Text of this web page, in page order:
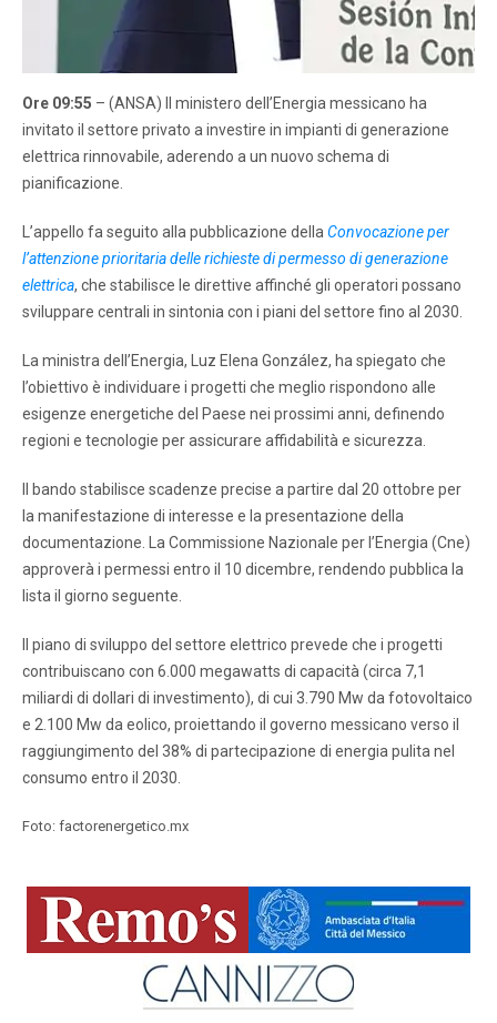
Ore 09:55 – (ANSA) Il ministero dell’Energia messicano ha
invitato il settore privato a investire in impianti di generazione
elettrica rinnovabile, aderendo a un nuovo schema di
pianificazione.
L’appello fa seguito alla pubblicazione della Convocazione per
l’attenzione prioritaria delle richieste di permesso di generazione
elettrica, che stabilisce le direttive affinché gli operatori possano
sviluppare centrali in sintonia con i piani del settore fino al 2030.
La ministra dell’Energia, Luz Elena González, ha spiegato che
l’obiettivo è individuare i progetti che meglio rispondono alle
esigenze energetiche del Paese nei prossimi anni, definendo
regioni e tecnologie per assicurare affidabilità e sicurezza.
Il bando stabilisce scadenze precise a partire dal 20 ottobre per
la manifestazione di interesse e la presentazione della
documentazione. La Commissione Nazionale per l’Energia (Cne)
approverà i permessi entro il 10 dicembre, rendendo pubblica la
lista il giorno seguente.
Il piano di sviluppo del settore elettrico prevede che i progetti
contribuiscano con 6.000 megawatts di capacità (circa 7,1
miliardi di dollari di investimento), di cui 3.790 Mw da fotovoltaico
e 2.100 Mw da eolico, proiettando il governo messicano verso il
raggiungimento del 38% di partecipazione di energia pulita nel
consumo entro il 2030.
Foto: factorenergetico.mx